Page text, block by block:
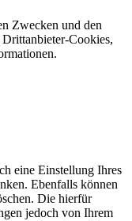
Zwecken und den
Cookies,
eine Einstellung Ihres
Ebenfalls können
Die hierfür
jedoch von Ihrem